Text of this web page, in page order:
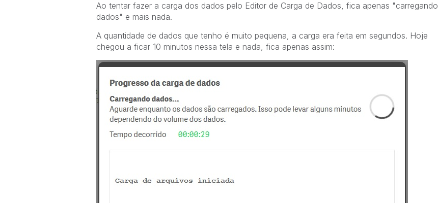
Ao tentar fazer a carga dos dados pelo Editor de Carga de Dados, fica apenas "carregando
dados" e mais nada.
A quantidade de dados que tenho é muito pequena, a carga era feita em segundos. Hoje
chegou a ficar 10 minutos nessa tela e nada, fica apenas assim: